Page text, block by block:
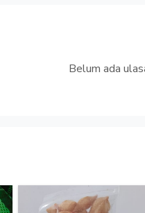
Belum ada